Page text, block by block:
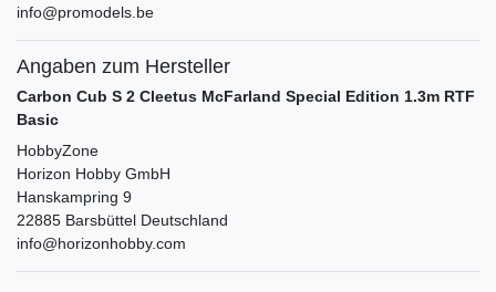
info@promodels.be
Angaben zum Hersteller
Carbon Cub S 2 Cleetus McFarland Special Edition 1.3m RTF
Basic
HobbyZone
Horizon Hobby GmbH
Hanskampring 9
22885 Barsbüttel Deutschland
info@horizonhobby.com